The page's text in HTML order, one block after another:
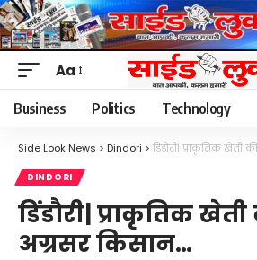
Font
Resizer
Aa
Business Politics Technology
Side Look News > Dindori > डिंडौरी| प्राकृतिक खेती
DINDORI
डिंडौरी| प्राकृतिक
अग्रसर किसान…